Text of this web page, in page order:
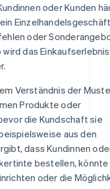
oder Kunden
oder
das Einkaufserlebnis
Verständnis der
Produkte oder
die Kundschaft sie
aus den
dass Kundinnen
bestellen, könnte
oder die